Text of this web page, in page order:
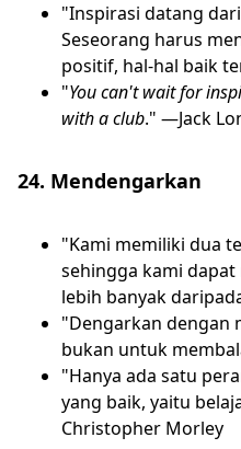
"Inspirasi datang
Seseorang harus
positif, hal-hal baik
"You can't wait for
with a club." —Jack
24. Mendengarkan
"Kami memiliki dua
sehingga kami
lebih banyak
"Dengarkan dengan
bukan untuk
"Hanya ada satu
yang baik, yaitu
Christopher Morley